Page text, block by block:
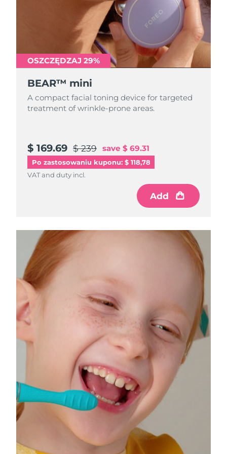
OSZCZĘDZAJ 29%
BEAR™ mini
A compact facial toning device for targeted
treatment of wrinkle-prone areas.
$ 169.69 $ 239 save $ 69.31
Po zastosowaniu kuponu: $ 118,78
VAT and duty incl.
Add
Oczekiwany czas dostawy
8/10/26
Oczekiwany czas dostawy
8/9/26
Reunion
Oczekiwany czas dostawy
Rumunia
Oczekiwany czas dostawy
Arabia Saudyjska
Oczekiwany czas dostawy
Oczekiwany czas dostawy
8/10/26
Słowenia
Oczekiwany czas dostawy
8/8/26
Republika
Południowej Afryki
Korea Południowa
Oczekiwany czas dostawy
8/10/26
Oczekiwany czas dostawy
8/8/26
Szwecja
Oczekiwany czas dostawy
Szwajcaria
Oczekiwany czas dostawy
Tajwan
Oczekiwany czas dostawy